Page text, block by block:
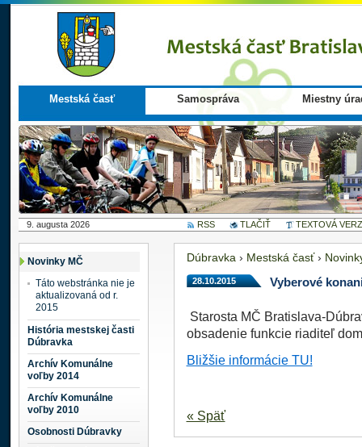
Mestská časť Samospráva Miestny
9. augusta 2026 RSS TLAČIŤ TEXTOVÁ
Novinky MČ
Táto webstránka nie je
aktualizovaná od r.
2015
História mestskej časti
Dúbravka
Archív Komunálne
voľby 2014
Archív Komunálne
voľby 2010
Osobnosti Dúbravky
Dúbravka › Mestská časť›
28.10.2015 Vyberové
Starosta MČ Bratislava-
obsadenie funkcie riaditeľ
Bližšie informácie TU!
« Späť